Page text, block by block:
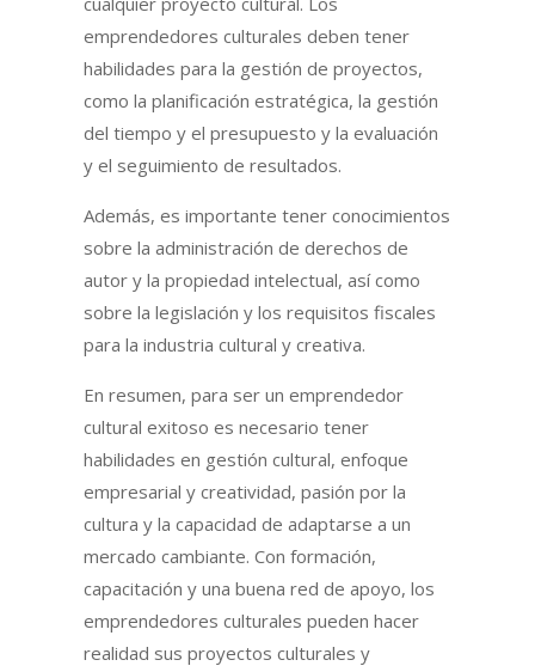
emprendedores culturales deben tener
habilidades para la gestión de proyectos,
como la planificación estratégica, la gestión
del tiempo y el presupuesto y la evaluación
y el seguimiento de resultados.
Además, es importante tener conocimientos
sobre la administración de derechos de
autor y la propiedad intelectual, así como
sobre la legislación y los requisitos fiscales
para la industria cultural y creativa.
En resumen, para ser un emprendedor
cultural exitoso es necesario tener
habilidades en gestión cultural, enfoque
empresarial y creatividad, pasión por la
cultura y la capacidad de adaptarse a un
mercado cambiante. Con formación,
capacitación y una buena red de apoyo, los
emprendedores culturales pueden hacer
realidad sus proyectos culturales y